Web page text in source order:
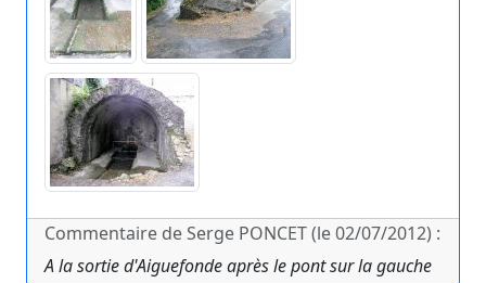
Commentaire de Serge PONCET (le 02/07/2012) :
A la sortie d'Aiguefonde après le pont sur la gauche